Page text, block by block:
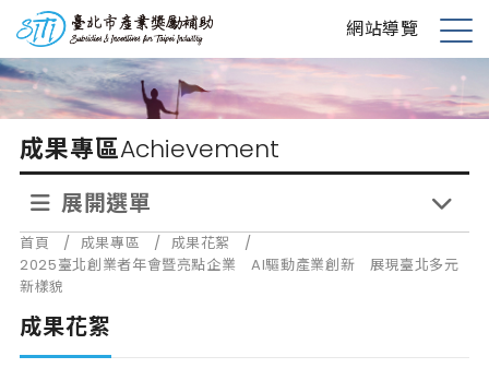
到
主
要
內
台北市產業獎勵補助 網站導覽
展
開
選
單
成果專區Achievement
展開選單
首頁 / 成果專區 / 成果花絮
/
2025臺北創業者年會暨亮點企業 AI驅動產業創新 展現臺北多元
新樣貌
成果花絮